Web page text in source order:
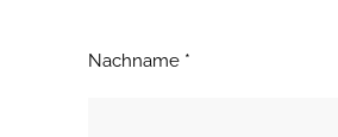
Nachname *